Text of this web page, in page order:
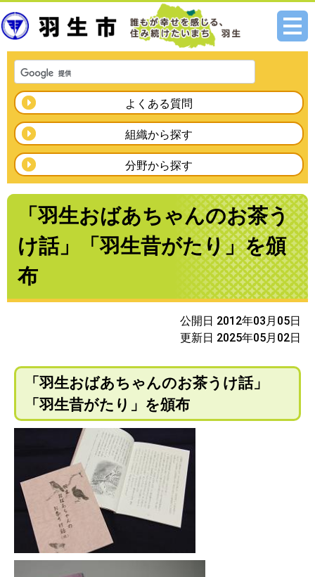
メニ
よくある質問
組織から探す
分野から探す
「羽生おばあちゃんのお茶う
け話」「羽生昔がたり」を頒
布
公開日 2012年03月05日
更新日 2025年05月02日
「羽生おばあちゃんのお茶うけ話」
「羽生昔がたり」を頒布